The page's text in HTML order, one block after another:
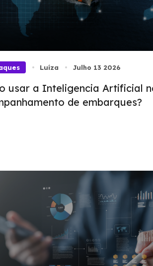
Luíza Julho 13 2026
usar a Inteligencia Artificial
de embarques?